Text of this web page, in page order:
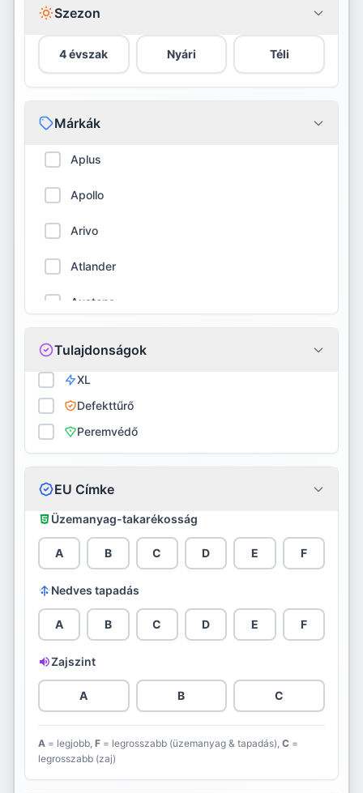
Szezon
4 évszak Nyári Téli
Márkák
Aplus
Apollo
Arivo
Atlander
Austone
BFGoodrich
Bridgestone
Cooper
Davanti
Debica
Diamondback
Diplomat
Double Star
Dunlop
Evergreen
Tulajdonságok
XL
Defekttűrő
Peremvédő
EU Címke
Üzemanyag-takarékosság
A B C D E F
Nedves tapadás
A B C D E F
Zajszint
A B C
A = legjobb, F = legrosszabb (üzemanyag & tapadás), C =
legrosszabb (zaj)